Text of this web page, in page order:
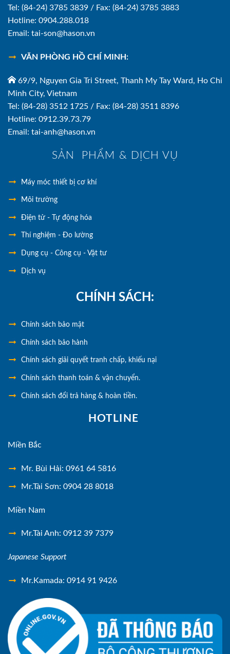
Tel: (84-24) 3785 3839 / Fax: (84-24) 3785 3883
Hotline: 0904.288.018
Email: tai-son@hason.vn
VĂN PHÒNG HỒ CHÍ MINH:
69/9, Nguyen Gia Tri Street, Thanh My Tay Ward, Ho Chi
Minh City, Vietnam
Tel: (84-28) 3512 1725 / Fax: (84-28) 3511 8396
Hotline: 0912.39.73.79
Email: tai-anh@hason.vn
SẢN PHẨM & DỊCH VỤ
Máy móc thiết bị cơ khí
Môi trường
Điện tử - Tự động hóa
Thí nghiệm - Đo lường
Dụng cụ - Công cụ - Vật tư
Dịch vụ
CHÍNH SÁCH:
Chính sách bảo mật
Chính sách bảo hành
Chính sách giải quyết tranh chấp, khiếu nại
Chính sách thanh toán & vận chuyển.
Chính sách đổi trả hàng & hoàn tiền.
HOTLINE
Miền Bắc
Mr. Bùi Hải: 0961 64 5816
Mr.Tài Sơn: 0904 28 8018
Miền Nam
Mr.Tài Anh: 0912 39 7379
Japanese Support
Mr.Kamada: 0914 91 9426